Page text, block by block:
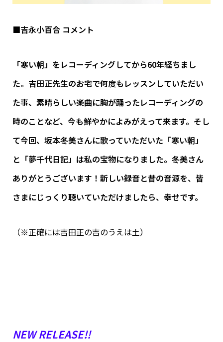
■吉永小百合 コメント
「寒い朝」をレコーディングしてから60年経ちまし
た。吉田正先生のお宅で何度もレッスンしていただい
た事、素晴らしい楽曲に胸が踊ったレコーディングの
時のことなど、今も鮮やかによみがえって来ます。そし
て今回、坂本冬美さんに歌っていただいた「寒い朝」
と「夢千代日記」は私の宝物になりました。冬美さん
ありがとうございます！新しい録音と昔の音源を、皆
さまにじっくり聴いていただけましたら、幸せです。
（※正確には吉田正の吉のうえは土）
NEW RELEASE!!